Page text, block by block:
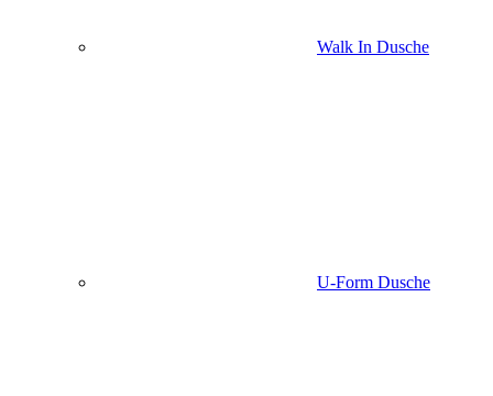
Walk In Dusche
U-Form Dusche